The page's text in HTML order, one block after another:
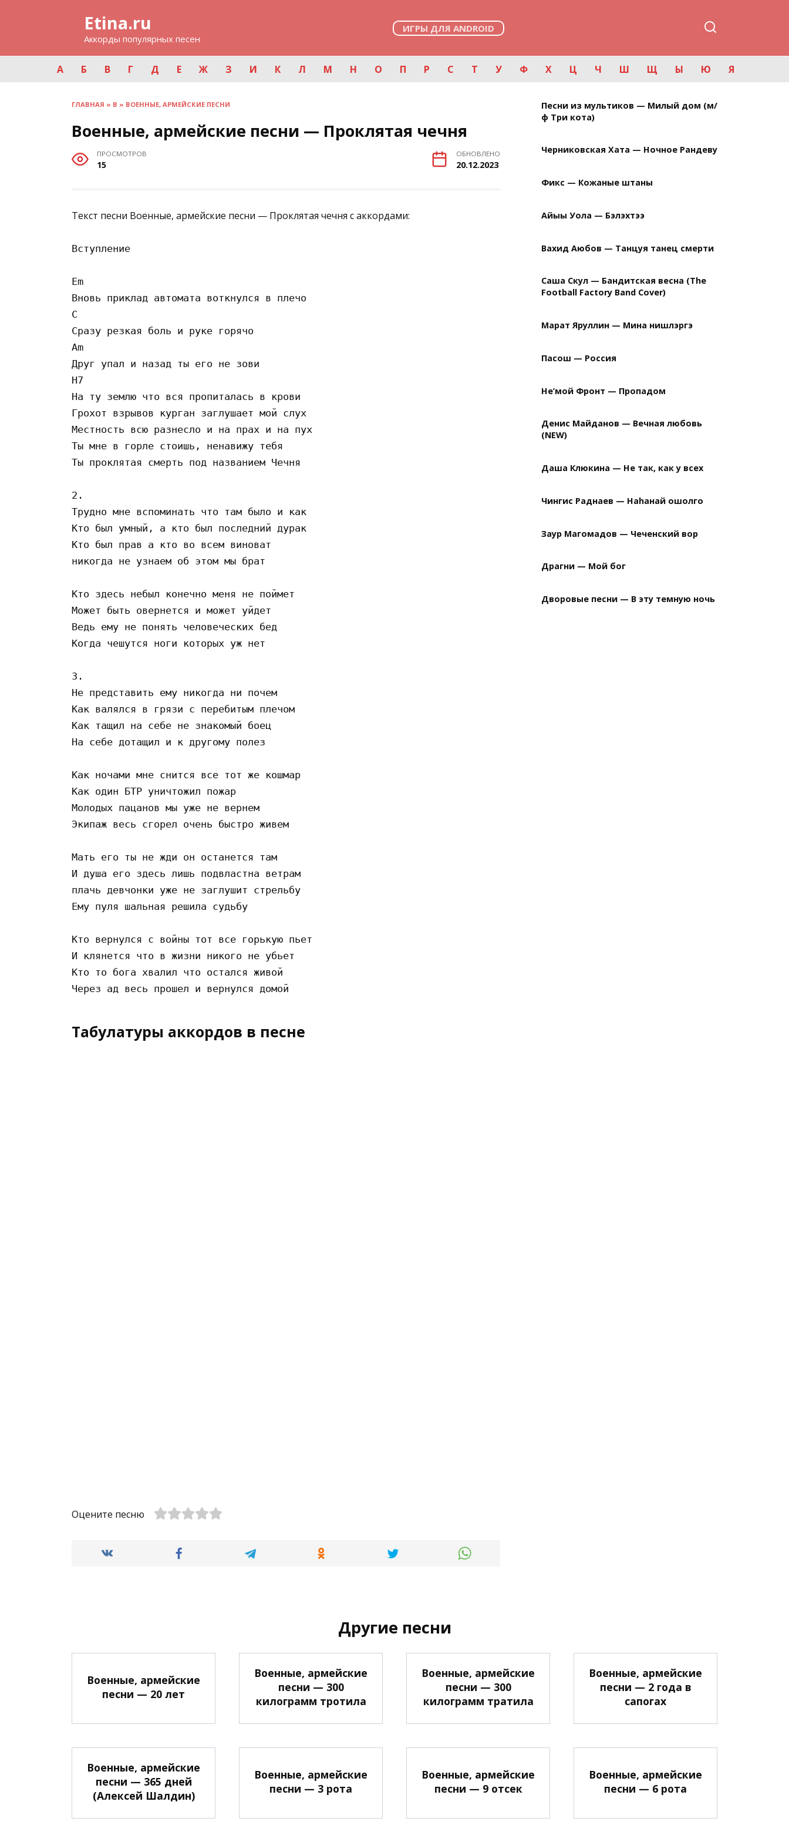
Etina.ru
Аккорды популярных песен
ИГРЫ ДЛЯ ANDROID
А Б В Г Д Е Ж З И К Л М Н О П Р С Т У Ф Х Ц Ч Ш Щ Ы Ю Я
ГЛАВНАЯ » В » ВОЕННЫЕ, АРМЕЙСКИЕ ПЕСНИ
Военные, армейские песни — Проклятая чечня
ПРОСМОТРОВ
15
ОБНОВЛЕНО
20.12.2023
Текст песни Военные, армейские песни — Проклятая чечня с аккордами:
Вступление
Em
Вновь приклад автомата воткнулся в плечо
C
Сразу резкая боль и руке горячо
Am
Друг упал и назад ты его не зови
H7
На ту землю что вся пропиталась в крови
Грохот взрывов курган заглушает мой слух
Местность всю разнесло и на прах и на пух
Ты мне в горле стоишь, ненавижу тебя
Ты проклятая смерть под названием Чечня
2.
Трудно мне вспоминать что там было и как
Кто был умный, а кто был последний дурак
Кто был прав а кто во всем виноват
никогда не узнаем об этом мы брат
Кто здесь небыл конечно меня не поймет
Может быть овернется и может уйдет
Ведь ему не понять человеческих бед
Когда чешутся ноги которых уж нет
3.
Не представить ему никогда ни почем
Как валялся в грязи с перебитым плечом
Как тащил на себе не знакомый боец
На себе дотащил и к другому полез
Как ночами мне снится все тот же кошмар
Как один БТР уничтожил пожар
Молодых пацанов мы уже не вернем
Экипаж весь сгорел очень быстро живем
Мать его ты не жди он останется там
И душа его здесь лишь подвластна ветрам
плачь девчонки уже не заглушит стрельбу
Ему пуля шальная решила судьбу
Кто вернулся с войны тот все горькую пьет
И клянется что в жизни никого не убьет
Кто то бога хвалил что остался живой
Табулатуры аккордов в песне
Оцените песню
Песни из мультиков — Милый дом (м/
ф Три кота)
Черниковская Хата — Ночное Рандеву
Фикс — Кожаные штаны
Айыы Уола — Бэлэхтээ
Вахид Аюбов — Танцуя танец смерти
Саша Скул — Бандитская весна (The
Football Factory Band Cover)
Марат Яруллин — Мина нишлэргэ
Пасош — Россия
Не’мой Фронт — Пропадом
Денис Майданов — Вечная любовь
(NEW)
Даша Клюкина — Не так, как у всех
Чингис Раднаев — Наhанай ошолго
Заур Магомадов — Чеченский вор
Драгни — Мой бог
Дворовые песни — В эту темную ночь
Другие песни
Военные, армейские
песни — 20 лет
Военные, армейские
песни — 300
килограмм тротила
Военные, армейские
песни — 300
килограмм тратила
Военные, армейские
песни — 2 года в
сапогах
Военные, армейские
песни — 365 дней
(Алексей Шалдин)
Военные, армейские
песни — 3 рота
Военные, армейские
песни — 9 отсек
Военные, армейские
песни — 6 рота